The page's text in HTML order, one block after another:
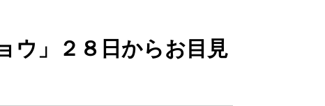
ウ」２８日からお目見